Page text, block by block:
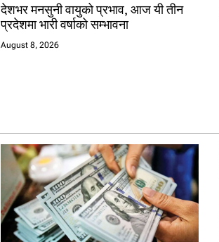
देशभर मनसुनी वायुको प्रभाव, आज यी तीन
प्रदेशमा भारी वर्षाको सम्भावना
August 8, 2026